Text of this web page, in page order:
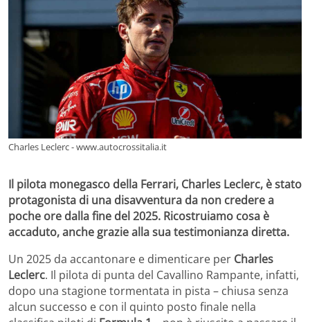
Charles Leclerc - www.autocrossitalia.it
Il pilota monegasco della Ferrari, Charles Leclerc, è stato
protagonista di una disavventura da non credere a
poche ore dalla fine del 2025. Ricostruiamo cosa è
accaduto, anche grazie alla sua testimonianza diretta.
Un 2025 da accantonare e dimenticare per Charles
Leclerc. Il pilota di punta del Cavallino Rampante, infatti,
dopo una stagione tormentata in pista – chiusa senza
alcun successo e con il quinto posto finale nella